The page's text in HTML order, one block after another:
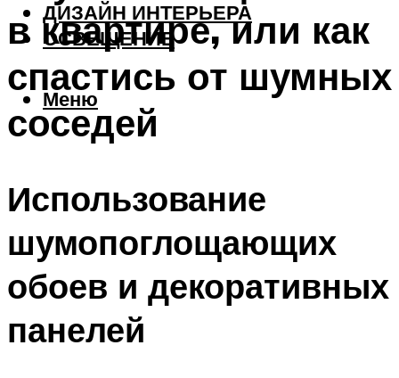
ДИЗАЙН ИНТЕРЬЕРА
ОСВЕЩЕНИЕ
Меню
в квартире, или как
спастись от шумных
соседей
Использование
шумопоглощающих
обоев и декоративных
панелей